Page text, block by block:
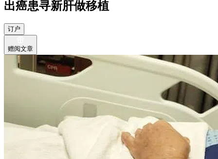
出癌患寻新肝做移植
订户
赠阅文章